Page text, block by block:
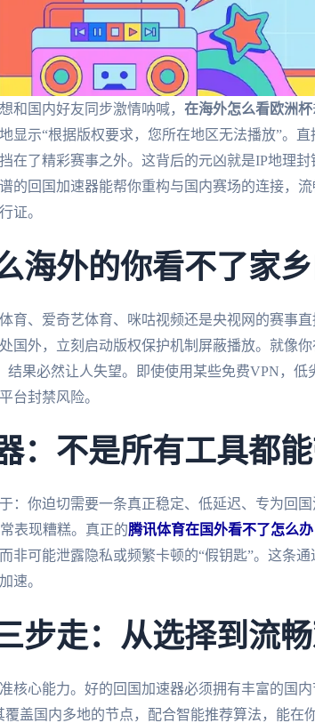
和国内好友同步激情呐喊， 在海外怎么看欧洲杯
显示“根据版权要求，您所在地区无法播放”。
在了精彩赛事之外。这背后的元凶就是IP地理
回国加速器能帮你重构与国内赛场的连接，
证。
海外的你看不了家乡
育、爱奇艺体育、咪咕视频还是央视网的赛事
国外，立刻启动版权保护机制屏蔽播放。就像
结果必然让人失望。即使使用某些免费VPN，
台封禁风险。
：不是所有工具都
：你迫切需要一条真正稳定、低延迟、专为回
表现糟糕。真正的腾讯体育在国外看不了怎么办
非可能泄露隐私或频繁卡顿的“假钥匙”。这条
速。
步走：从选择到流
核心能力。好的回国加速器必须拥有丰富的国
覆盖国内多地的节点，配合智能推荐算法，能在